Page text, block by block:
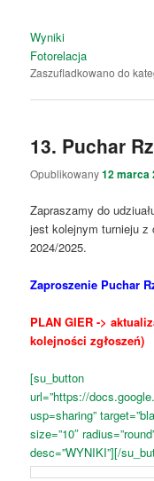
Wyniki
Fotorelacja
Zaszufladkowano do
13. Puchar
Opublikowany12 marca
Zapraszamy do
jest kolejnym turnieju
2024/2025.
Zaproszenie Puchar
PLAN GIER ->
kolejności zgłoszeń)
[su_button
url=”https://
usp=sharing”
size=”10″
desc=”WYNIKI”][/